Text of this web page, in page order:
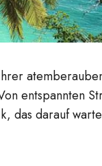
entspannten
das darauf